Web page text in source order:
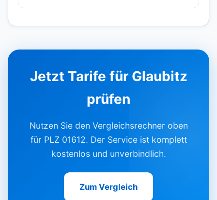
Jetzt Tarife für Glaubitz
prüfen
Nutzen Sie den Vergleichsrechner oben
für PLZ 01612. Der Service ist komplett
kostenlos und unverbindlich.
Zum Vergleich